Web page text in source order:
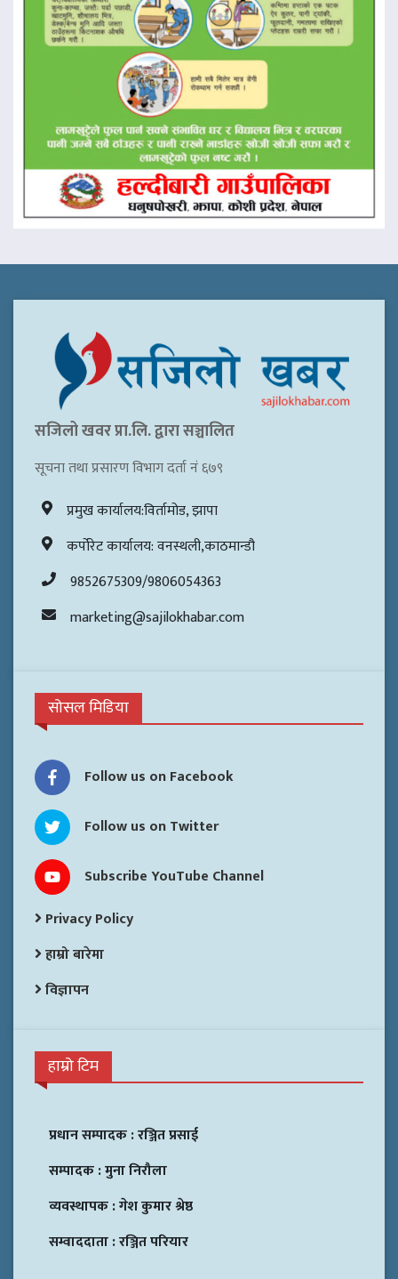
सजिलो खवर प्रा.लि. द्वारा सञ्चालित
सूचना तथा प्रसारण विभाग दर्ता नं ६७९
प्रमुख कार्यालय:विर्तामोड, झापा
कर्पोरेट कार्यालय: वनस्थली,काठमान्डौ
9852675309/9806054363
marketing@sajilokhabar.com
सोसल मिडिया
Follow us on Facebook
Follow us on Twitter
Subscribe YouTube Channel
Privacy Policy
हाम्रो बारेमा
विज्ञापन
हाम्रो टिम
प्रधान सम्पादक :रञ्जित प्रसाई
सम्पादक :मुना निरौला
व्यवस्थापक :गेश कुमार श्रेष्ठ
सम्वाददाता :रञ्जित परियार